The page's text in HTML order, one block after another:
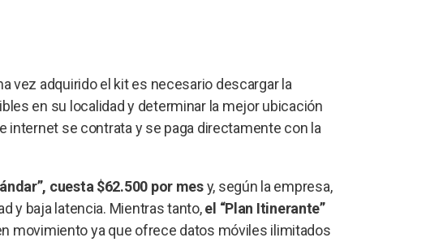
vez adquirido el kit es necesario descargar la
en su localidad y determinar la mejor ubicación
internet se contrata y se paga directamente con la
cuesta $62.500 por mesy, según la empresa,
y baja latencia. Mientras tanto,el “Plan Itinerante”
movimiento ya que ofrece datos móviles ilimitados